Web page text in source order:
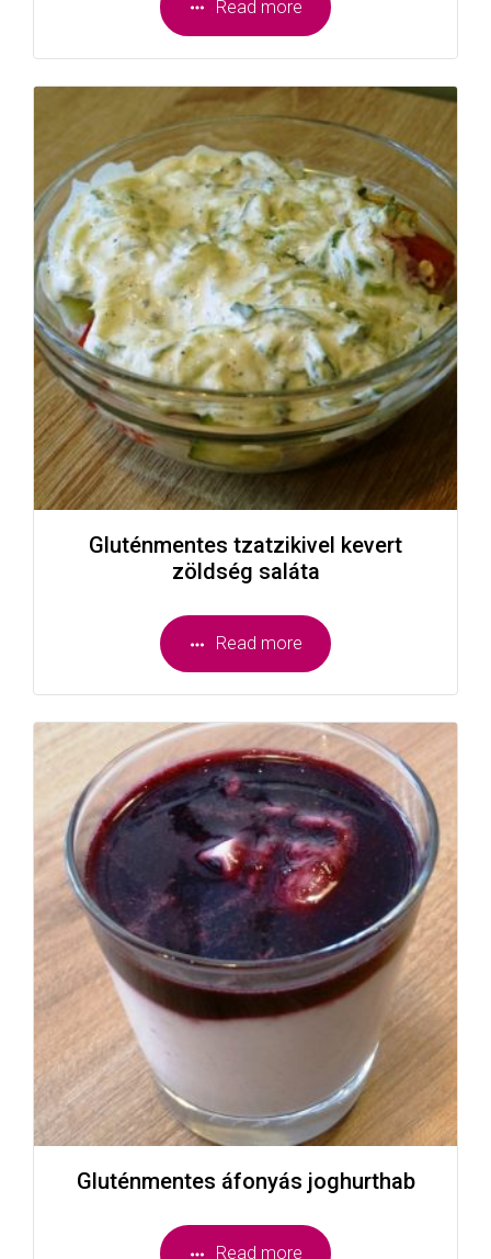
Read more
Gluténmentes tzatzikivel kevert
zöldség saláta
Read more
Gluténmentes áfonyás joghurthab
Read more